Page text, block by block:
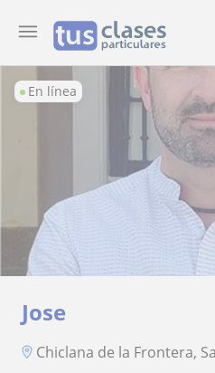
En línea
Jose
Chiclana de la Frontera,